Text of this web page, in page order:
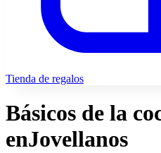
Tienda de regalos
Básicos de la
enJovellanos